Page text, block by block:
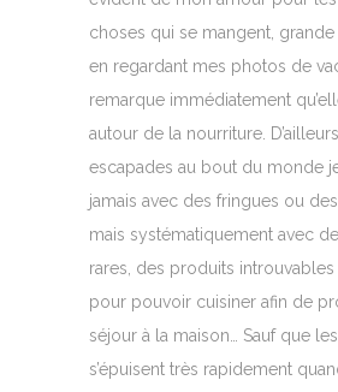
choses qui se mangent,
en regardant mes photos de
remarque immédiatement
autour de la nourriture.
escapades au bout du monde
jamais avec des fringues ou
mais systématiquement avec
rares, des produits introuvables
pour pouvoir cuisiner afin de
séjour à la maison… Sauf que
s’épuisent très rapidement